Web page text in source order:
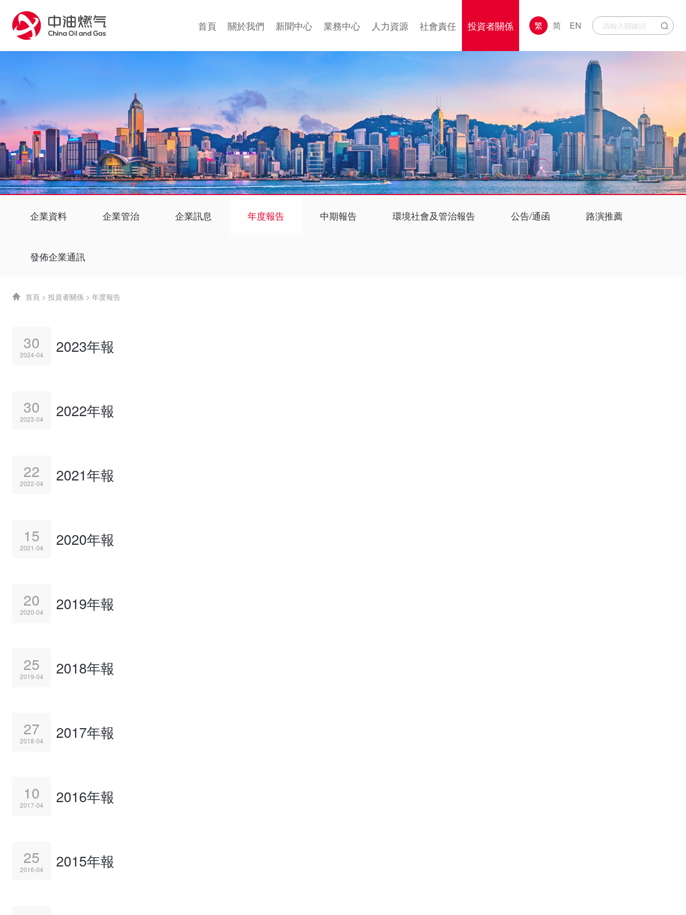
繁 简 EN
首頁 關於我們 新聞中心 業務中心 人力資源 社會責任 投資者關係
企業資料 企業管治 企業訊息 年度報告 中期報告 環境社會及管治報告 公告/通函 路演推薦
發佈企業通訊
首頁 > 投資者關係 > 年度報告
30
2024-04 2023年報
30
2023-04 2022年報
22
2022-04 2021年報
15
2021-04 2020年報
20
2020-04 2019年報
25
2019-04 2018年報
27
2018-04 2017年報
10
2017-04 2016年報
25
2016-04 2015年報